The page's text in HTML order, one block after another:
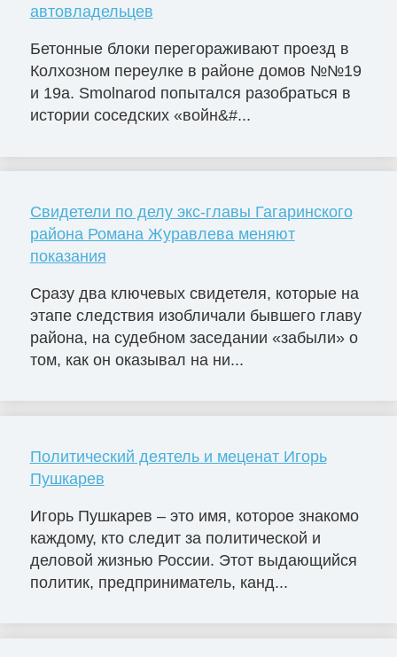
автовладельцев
Бетонные блоки перегораживают проезд в
Колхозном переулке в районе домов №№19
и 19а. Smolnarod попытался разобраться в
истории соседских «войн&#...
Свидетели по делу экс-главы Гагаринского
района Романа Журавлева меняют
показания
Сразу два ключевых свидетеля, которые на
этапе следствия изобличали бывшего главу
района, на судебном заседании «забыли» о
том, как он оказывал на ни...
Политический деятель и меценат Игорь
Пушкарев
Игорь Пушкарев – это имя, которое знакомо
каждому, кто следит за политической и
деловой жизнью России. Этот выдающийся
политик, предприниматель, канд...